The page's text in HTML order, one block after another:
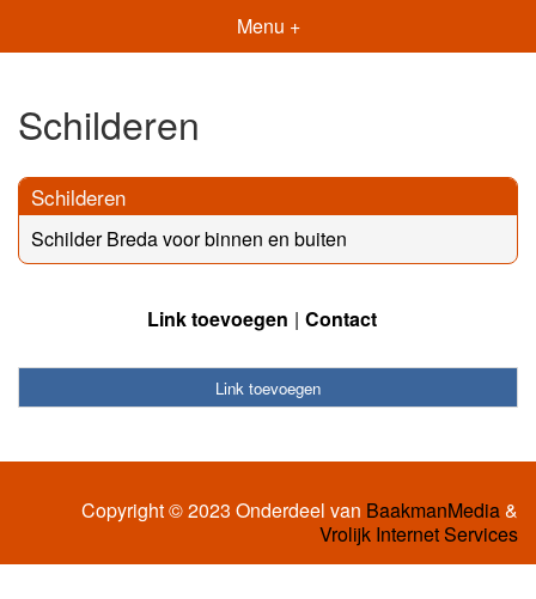
Menu +
Schilderen
Schilderen
Schilder Breda voor binnen en buiten
Link toevoegen Contact
Link toevoegen
Copyright © 2023 Onderdeel van BaakmanMedia&
Vrolijk Internet Services